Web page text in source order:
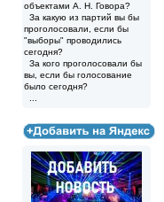
объектами А. Н. Говора?
За какую из партий вы бы
проголосовали, если бы
"выборы" проводились
сегодня?
За кого проголосовали бы
вы, если бы голосование
было сегодня?